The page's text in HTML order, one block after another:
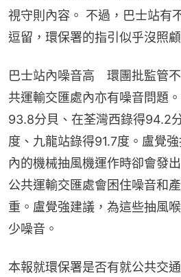
視守則內容。 不過，巴士站有
逗留，環保署的指引似乎沒照顧
巴士站內噪音高　環團批監管
共運輸交匯處內亦有噪音問題
93.8分貝、在荃灣西錄得94.2
度、九龍站錄得91.7度。盧覺
內的機械抽風機運作時卻會發
公共運輸交匯處會困住噪音和
重。盧覺強建議，為這些抽風
少噪音。
本報就環保署是否有就公共交